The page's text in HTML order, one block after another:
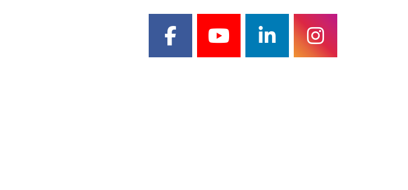
facebookyoutubelinkedininstagram